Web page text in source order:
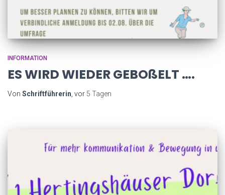
INFORMATION
ES WIRD WIEDER GEBOßELT ….
Von Schriftführerin , vor 5 Tagen